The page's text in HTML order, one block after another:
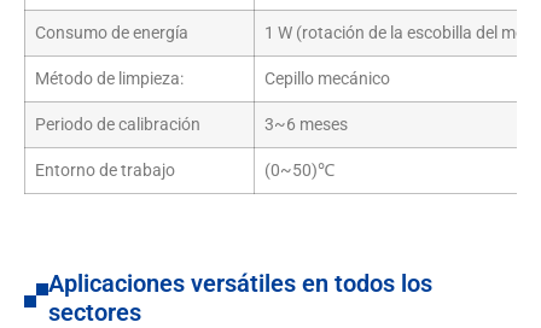
Consumo de energía 1 W (rotación de la escobilla del
Método de limpieza: Cepillo mecánico
Periodo de calibración 3~6 meses
Entorno de trabajo (0~50)℃
Aplicaciones versátiles en todos los
sectores